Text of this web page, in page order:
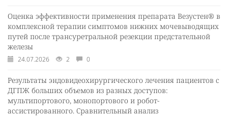
Оценка эффективности применения препарата Везустен® в
комплексной терапии симптомов нижних мочевыводящих
путей после трансуретральной резекции предстательной
железы
24.07.2026 2 0
Результаты эндовидеохирургического лечения пациентов с
ДГПЖ больших объемов из разных доступов:
мультипортового, монопортового и робот-
ассистированного. Сравнительный анализ